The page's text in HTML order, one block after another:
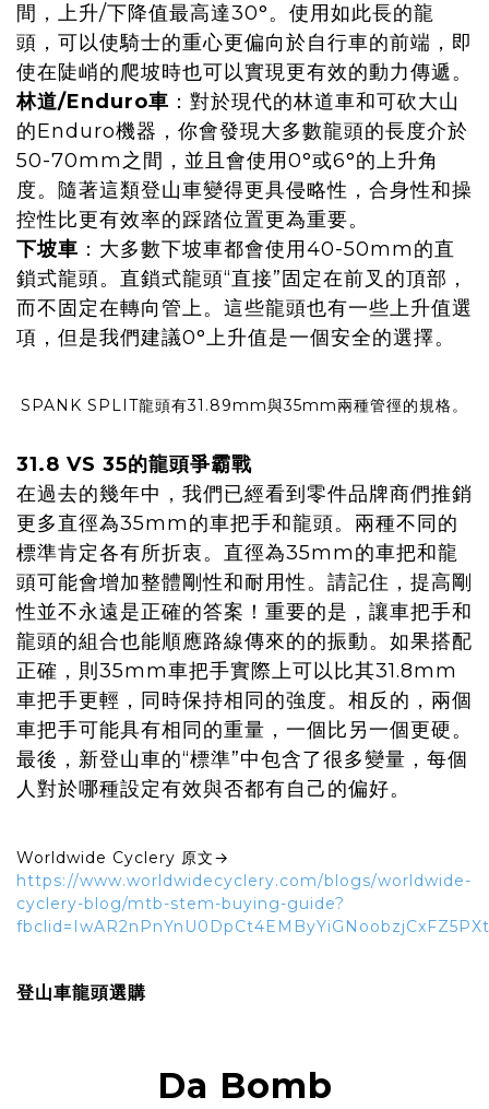
間，上升/下降值最高達30°。使用如此長的龍
頭，可以使騎士的重心更偏向於自行車的前端，即
使在陡峭的爬坡時也可以實現更有效的動力傳遞。
林道/Enduro車 ：對於現代的林道車和可砍大山
的Enduro機器，你會發現大多數龍頭的長度介於
50-70mm之間，並且會使用0°或6°的上升角
度。隨著這類登山車變得更具侵略性，合身性和操
控性比更有效率的踩踏位置更為重要。
下坡車 ：大多數下坡車都會使用40-50mm的直
鎖式龍頭。直鎖式龍頭“直接”固定在前叉的頂部，
而不固定在轉向管上。這些龍頭也有一些上升值選
項，但是我們建議0°上升值是一個安全的選擇。
SPANK SPLIT龍頭有31.89mm與35mm兩種管徑的規格。
31.8 VS 35的龍頭爭霸戰
在過去的幾年中，我們已經看到零件品牌商們推銷
更多直徑為35mm的車把手和龍頭。兩種不同的
標準肯定各有所折衷。直徑為35mm的車把和龍
頭可能會增加整體剛性和耐用性。請記住，提高剛
性並不永遠是正確的答案！重要的是，讓車把手和
龍頭的組合也能順應路線傳來的的振動。如果搭配
正確，則35mm車把手實際上可以比其31.8mm
車把手更輕，同時保持相同的強度。相反的，兩個
車把手可能具有相同的重量，一個比另一個更硬。
最後，新登山車的“標準”中包含了很多變量，每個
人對於哪種設定有效與否都有自己的偏好。
Worldwide Cyclery 原文→
https://www.worldwidecyclery.com/blogs/worldwide-
cyclery-blog/mtb-stem-buying-guide?
登山車龍頭選購
Da Bomb